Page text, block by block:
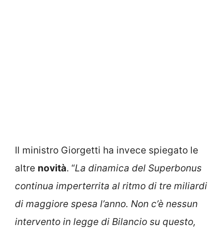
Il ministro Giorgetti ha invece spiegato le
altre novità. “La dinamica del Superbonus
continua imperterrita al ritmo di tre miliardi
di maggiore spesa l’anno. Non c’è nessun
intervento in legge di Bilancio su questo,